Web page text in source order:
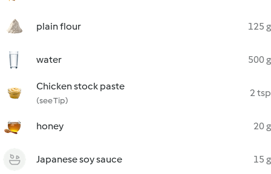
plain flour 125 g
water 500 g
Chicken stock paste
(see Tip)
2 tsp
honey 20 g
Japanese soy sauce 15 g